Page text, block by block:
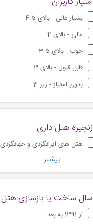
بسیار عالی - بالای 4.5
عالی - بالای 4
خوب - بالای 3.5
قابل قبول - بالای 3
بدون امتیاز - زیر 3
زنجیره هتل داری
هتل های ایرانگردی و جهانگردی
بیشتر
سال ساخت یا بازسازی هتل
از 1391 به بعد